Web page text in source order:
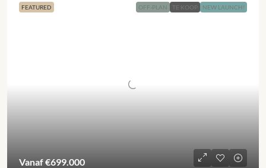
FEATURED OFF-PLAN TE KOOP NEW LAUNCH!
Vanaf€699.000